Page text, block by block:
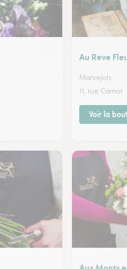
Au Reve
Marvejols
11, rue Carnot
Voir la